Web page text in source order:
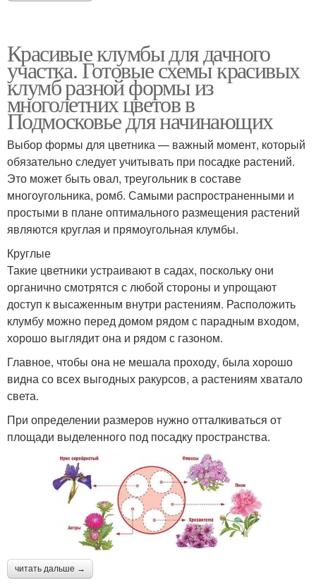
Красивые клумбы для дачного
участка. Готовые схемы красивых
клумб разной формы из
многолетних цветов в
Подмосковье для начинающих
Выбор формы для цветника — важный момент, который
обязательно следует учитывать при посадке растений.
Это может быть овал, треугольник в составе
многоугольника, ромб. Самыми распространенными и
простыми в плане оптимального размещения растений
являются круглая и прямоугольная клумбы.
Круглые
Такие цветники устраивают в садах, поскольку они
органично смотрятся с любой стороны и упрощают
доступ к высаженным внутри растениям. Расположить
клумбу можно перед домом рядом с парадным входом,
хорошо выглядит она и рядом с газоном.
Главное, чтобы она не мешала проходу, была хорошо
видна со всех выгодных ракурсов, а растениям хватало
света.
При определении размеров нужно отталкиваться от
площади выделенного под посадку пространства.
читать дальше →